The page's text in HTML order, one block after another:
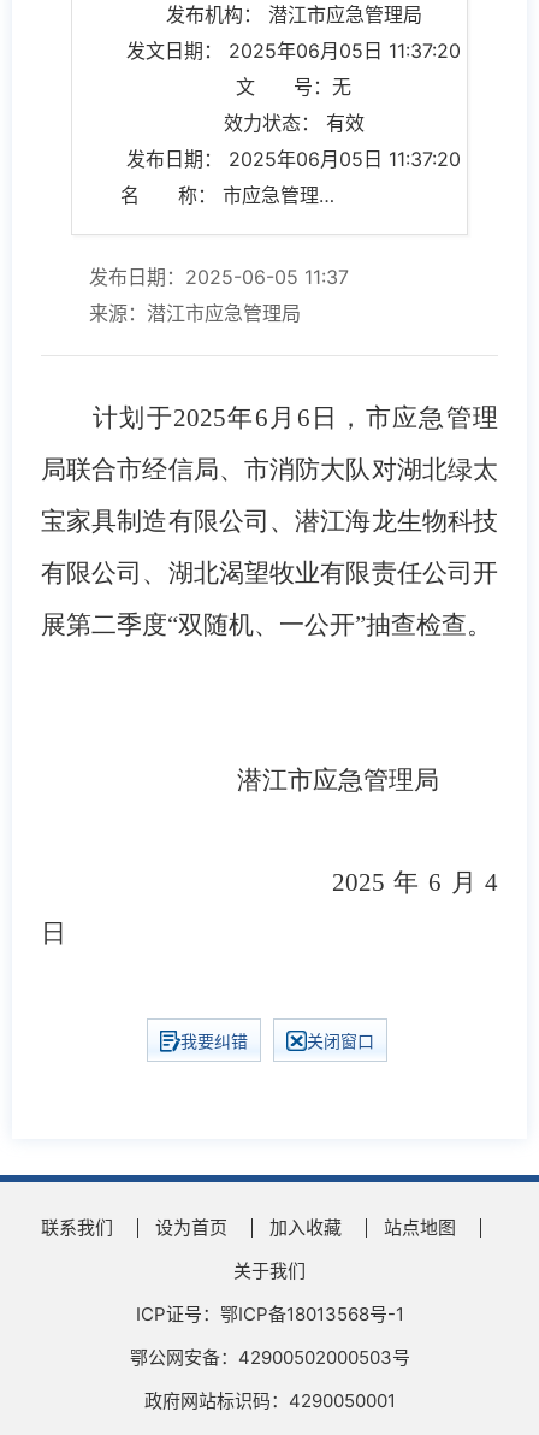
发布机构： 潜江市应急管理局
发文日期： 2025年06月05日 11:37:20
文 号：无
效力状态： 有效
发布日期： 2025年06月05日 11:37:20
名 称： 市应急管理局开展第二季度“双随机、一公开”抽查检查
发布日期：2025-06-05 11:37
来源：潜江市应急管理局
计划于2025年6月6日，市应急管理
局联合市经信局、市消防大队对湖北绿太
宝家具制造有限公司、潜江海龙生物科技
有限公司、湖北渴望牧业有限责任公司开
展第二季度“双随机、一公开”抽查检查。
潜江市应急管理局
2025年6月4
日
我要纠错 关闭窗口
联系我们 设为首页 加入收藏
站点地图
关于我们
ICP证号：鄂ICP备18013568号-1
鄂公网安备：42900502000503号
政府网站标识码：4290050001